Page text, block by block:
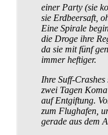
einer Party (sie
sie Erdbeersaft,
Eine Spirale
die Droge ihre
da sie mit fünf
immer heftiger.
Ihre Suff-
zwei Tagen
auf Entgiftung.
zum Flughafen,
gerade aus dem